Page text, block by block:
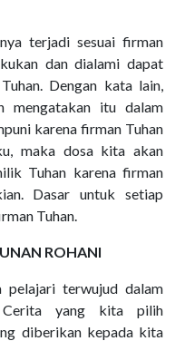
terjadi sesuai firman
dan dialami dapat
Dengan kata lain,
mengatakan itu dalam
karena firman Tuhan
maka dosa kita akan
Tuhan karena firman
Dasar untuk setiap
Tuhan.
ROHANI
terwujud dalam
yang kita pilih
diberikan kepada kita